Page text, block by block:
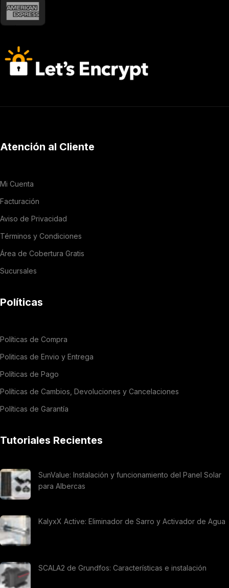
Atención al Cliente
Mi Cuenta
Facturación
Aviso de Privacidad
Términos y Condiciones
Área de Cobertura Gratis
Sucursales
Políticas
Políticas de Compra
Politicas de Envio y Entrega
Políticas de Pago
Políticas de Cambios, Devoluciones y Cancelaciones
Políticas de Garantía
Tutoriales Recientes
SunValue: Instalación y funcionamiento del Panel Solar
para Albercas
KalyxX Active: Eliminador de Sarro y Activador de Agua
SCALA2 de Grundfos: Características e instalación